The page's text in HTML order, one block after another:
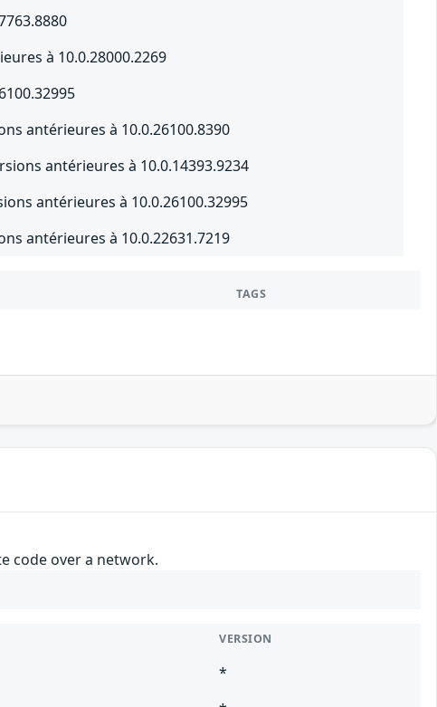
à 10.0.28000.2269
antérieures à 10.0.26100.8390
antérieures à 10.0.14393.9234
antérieures à 10.0.26100.32995
antérieures à 10.0.22631.7219
TAGS
code over a network.
VERSION
*